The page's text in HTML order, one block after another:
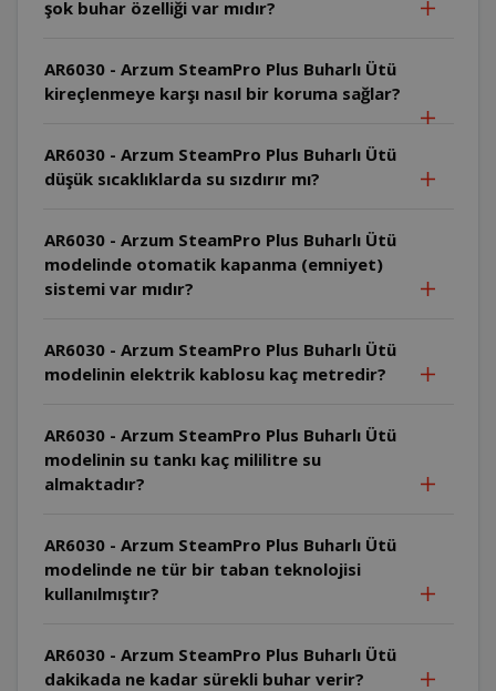
şok buhar özelliği var mıdır?
AR6030 - Arzum SteamPro Plus Buharlı Ütü
kireçlenmeye karşı nasıl bir koruma sağlar?
AR6030 - Arzum SteamPro Plus Buharlı Ütü
düşük sıcaklıklarda su sızdırır mı?
AR6030 - Arzum SteamPro Plus Buharlı Ütü
modelinde otomatik kapanma (emniyet)
sistemi var mıdır?
AR6030 - Arzum SteamPro Plus Buharlı Ütü
modelinin elektrik kablosu kaç metredir?
AR6030 - Arzum SteamPro Plus Buharlı Ütü
modelinin su tankı kaç mililitre su
almaktadır?
AR6030 - Arzum SteamPro Plus Buharlı Ütü
modelinde ne tür bir taban teknolojisi
kullanılmıştır?
AR6030 - Arzum SteamPro Plus Buharlı Ütü
dakikada ne kadar sürekli buhar verir?